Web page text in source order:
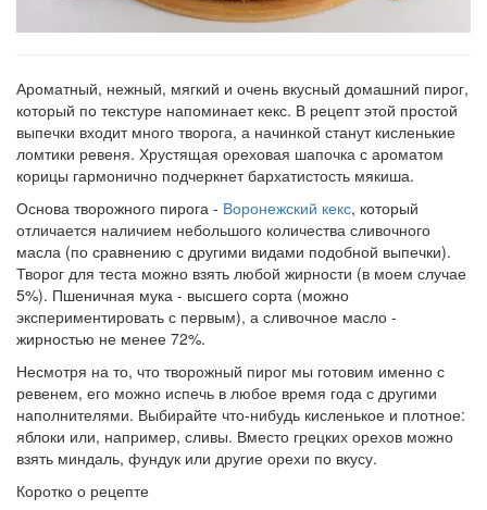
Ароматный, нежный, мягкий и очень вкусный домашний пирог,
который по текстуре напоминает кекс. В рецепт этой простой
выпечки входит много творога, а начинкой станут кисленькие
ломтики ревеня. Хрустящая ореховая шапочка с ароматом
корицы гармонично подчеркнет бархатистость мякиша.
Основа творожного пирога - Воронежский кекс, который
отличается наличием небольшого количества сливочного
масла (по сравнению с другими видами подобной выпечки).
Творог для теста можно взять любой жирности (в моем случае
5%). Пшеничная мука - высшего сорта (можно
экспериментировать с первым), а сливочное масло -
жирностью не менее 72%.
Несмотря на то, что творожный пирог мы готовим именно с
ревенем, его можно испечь в любое время года с другими
наполнителями. Выбирайте что-нибудь кисленькое и плотное:
яблоки или, например, сливы. Вместо грецких орехов можно
взять миндаль, фундук или другие орехи по вкусу.
Коротко о рецепте